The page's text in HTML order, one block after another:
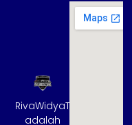
RivaWidyaTrans
adalah